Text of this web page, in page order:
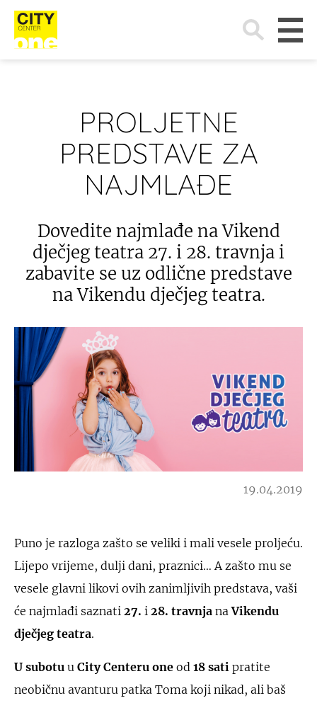
Search
for:
PROLJETNE
PREDSTAVE ZA
NAJMLAĐE
Dovedite najmlađe na Vikend
dječjeg teatra 27. i 28. travnja i
zabavite se uz odlične predstave
na Vikendu dječjeg teatra.
19.04.2019
Puno je razloga zašto se veliki i mali vesele proljeću.
Lijepo vrijeme, dulji dani, praznici… A zašto mu se
vesele glavni likovi ovih zanimljivih predstava, vaši
će najmlađi saznati 27. i 28. travnja naVikendu
dječjeg teatra.
U subotu u City Centeru one od 18 sati pratite
neobičnu avanturu patka Toma koji nikad, ali baš